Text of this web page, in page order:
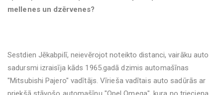
mellenes un dzērvenes?
Sestdien Jēkabpilī, neievērojot noteikto distanci, vairāku auto
sadursmi izraisīja kāds 1965.gadā dzimis automašīnas
"Mitsubishi Pajero" vadītājs. Vīrieša vadītais auto sadūrās ar